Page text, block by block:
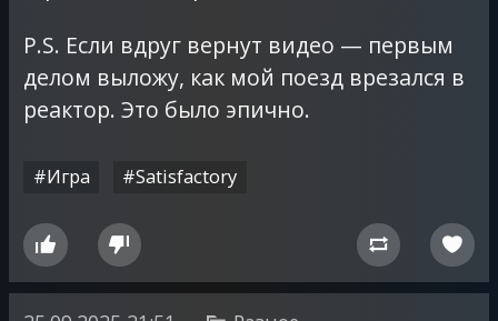
P.S. Если вдруг вернут видео — первым
делом выложу, как мой поезд врезался в
реактор. Это было эпично.
#Игра #Satisfactory
   